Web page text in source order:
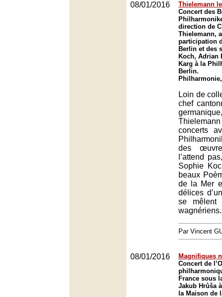
08/01/2016
Thielemann
Concert des
direction de
Thielemann,
participation
Berlin et des
Koch, Adrian
Karg à la
Berlin.
Loin de
chef
concerts
des
l’attend
Sophie
beaux
de la Mer
délices
se mêlent
wagnériens.
Par Vincent
08/01/2016
Magnifiques
Concert de
France sous
Jakub Hrůša
la Maison de